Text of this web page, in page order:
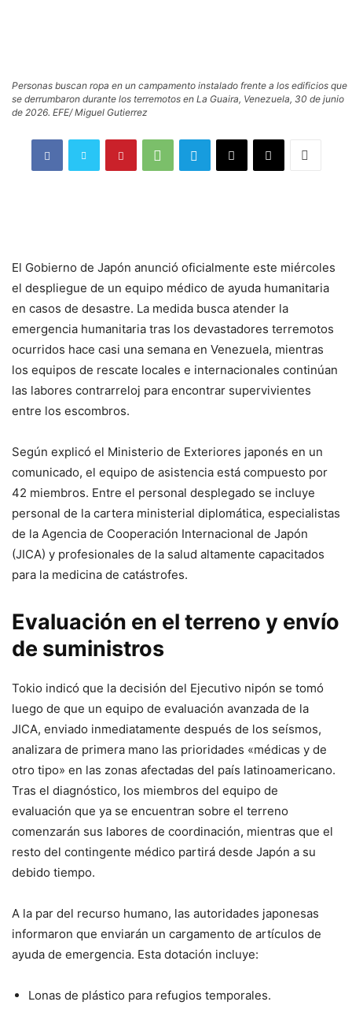
Personas buscan ropa en un campamento instalado frente a los edificios que
se derrumbaron durante los terremotos en La Guaira, Venezuela, 30 de junio
de 2026. EFE/ Miguel Gutierrez
El Gobierno de Japón anunció oficialmente este miércoles
el despliegue de un equipo médico de ayuda humanitaria
en casos de desastre. La medida busca atender la
emergencia humanitaria tras los devastadores terremotos
ocurridos hace casi una semana en Venezuela, mientras
los equipos de rescate locales e internacionales continúan
las labores contrarreloj para encontrar supervivientes
entre los escombros.
Según explicó el Ministerio de Exteriores japonés en un
comunicado, el equipo de asistencia está compuesto por
42 miembros. Entre el personal desplegado se incluye
personal de la cartera ministerial diplomática, especialistas
de la Agencia de Cooperación Internacional de Japón
(JICA) y profesionales de la salud altamente capacitados
para la medicina de catástrofes.
Evaluación en el terreno y envío
de suministros
Tokio indicó que la decisión del Ejecutivo nipón se tomó
luego de que un equipo de evaluación avanzada de la
JICA, enviado inmediatamente después de los seísmos,
analizara de primera mano las prioridades «médicas y de
otro tipo» en las zonas afectadas del país latinoamericano.
Tras el diagnóstico, los miembros del equipo de
evaluación que ya se encuentran sobre el terreno
comenzarán sus labores de coordinación, mientras que el
resto del contingente médico partirá desde Japón a su
debido tiempo.
A la par del recurso humano, las autoridades japonesas
informaron que enviarán un cargamento de artículos de
ayuda de emergencia. Esta dotación incluye:
Lonas de plástico para refugios temporales.